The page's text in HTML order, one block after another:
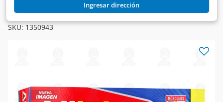
Ingresar dirección
Alliviax 550 mg, 20 Tabletas.
SKU: 1350943